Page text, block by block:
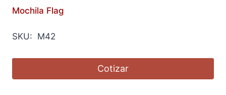
Mochila Flag
SKU: M42
Cotizar